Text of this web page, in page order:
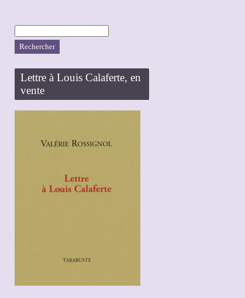
Lettre à Louis Calaferte, en
vente